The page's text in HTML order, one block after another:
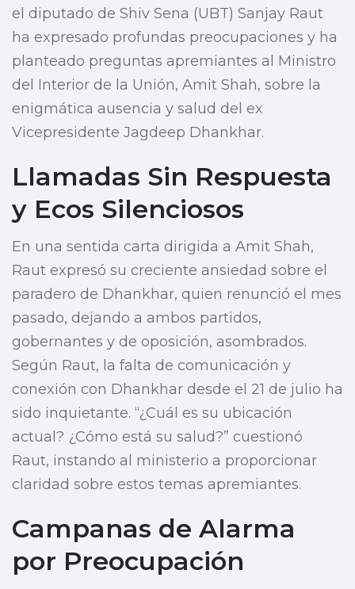
el diputado de Shiv Sena (UBT) Sanjay Raut
ha expresado profundas preocupaciones y ha
planteado preguntas apremiantes al Ministro
del Interior de la Unión, Amit Shah, sobre la
enigmática ausencia y salud del ex
Vicepresidente Jagdeep Dhankhar.
Llamadas Sin Respuesta
y Ecos Silenciosos
En una sentida carta dirigida a Amit Shah,
Raut expresó su creciente ansiedad sobre el
paradero de Dhankhar, quien renunció el mes
pasado, dejando a ambos partidos,
gobernantes y de oposición, asombrados.
Según Raut, la falta de comunicación y
conexión con Dhankhar desde el 21 de julio ha
sido inquietante. “¿Cuál es su ubicación
actual? ¿Cómo está su salud?” cuestionó
Raut, instando al ministerio a proporcionar
claridad sobre estos temas apremiantes.
Campanas de Alarma
por Preocupación